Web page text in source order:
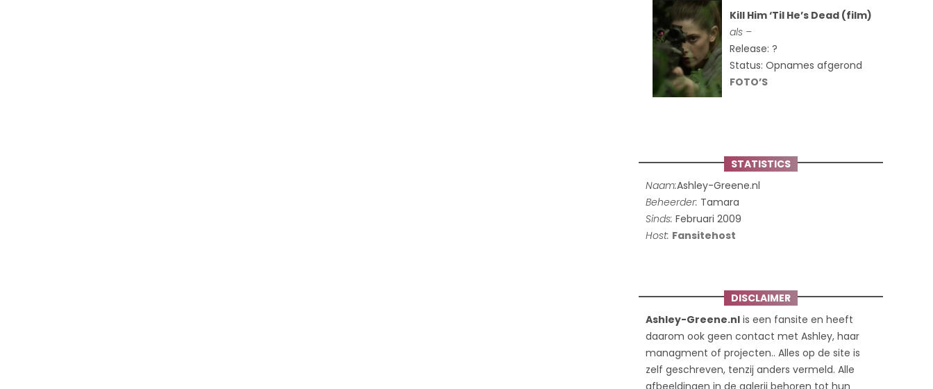
Kill Him ‘Til He’s Dead (film)
als –
Release: ?
Status: Opnames afgerond
FOTO’S
STATISTICS
Naam:Ashley-Greene.nl
Beheerder: Tamara
Sinds: Februari 2009
Host: Fansitehost
DISCLAIMER
Ashley-Greene.nl is een fansite en heeft
daarom ook geen contact met Ashley, haar
managment of projecten.. Alles op de site is
zelf geschreven, tenzij anders vermeld. Alle
afbeeldingen in de galerij behoren tot hun